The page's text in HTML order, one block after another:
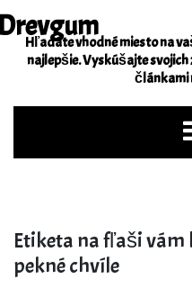
Skip
to
content
Hľadáte vhodné miesto na
najlepšie. Vyskúšajte
článkami
Etiketa na fľaši
pekné chvíle